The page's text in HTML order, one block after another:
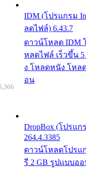
IDM (โปรแกรม
ลดไฟล์) 6.43.7
ดาวน์โหลด IDM โ
หลดไฟล์ เร็วขึ้น
ง โหลดหนัง โหล
อน
DropBox (โปรแก
264.4.3385
ดาวน์โหลดโปรแ
รี 2 GB รูปแบบออ